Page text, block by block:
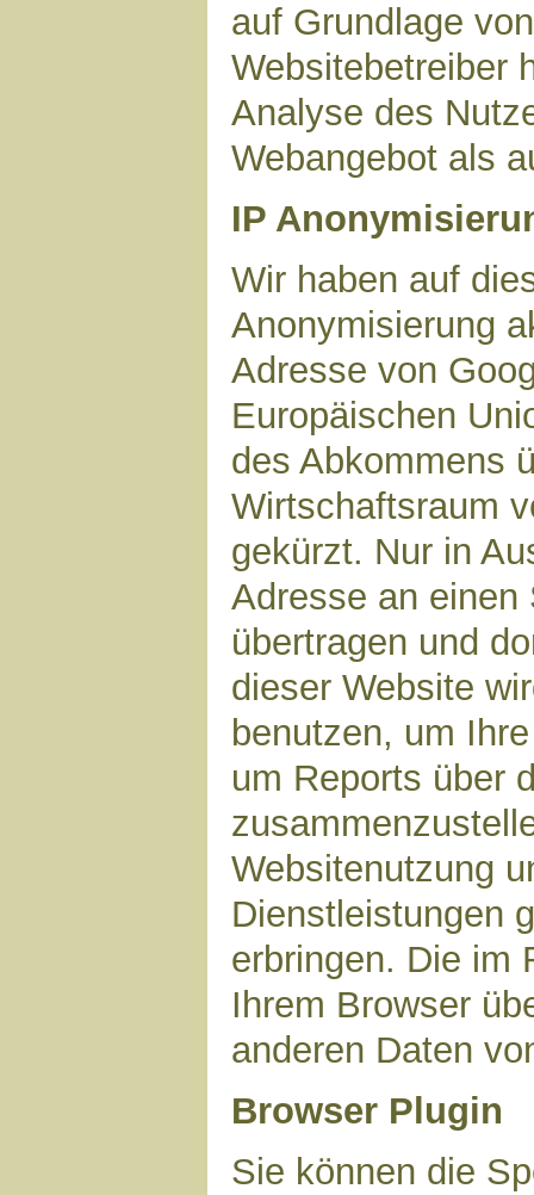
auf Grundlage
Websitebetreiber
Analyse des
Webangebot als
IP
Wir haben auf
Anonymisierung
Adresse von
Europäischen
des Abkommens
Wirtschaftsraum
gekürzt. Nur in
Adresse an einen
übertragen und
dieser Website
benutzen, um
um Reports über
Websitenutzung
Dienstleistungen
erbringen. Die im
Ihrem Browser
anderen Daten
Browser Plugin
Sie können die